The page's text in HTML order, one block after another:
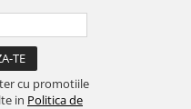
cu promotiile
in Politica de